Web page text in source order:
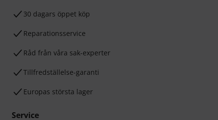
30 dagars öppet köp
Reparationsservice
Råd från våra sak-experter
Tillfredställelse-garanti
Europas största lager
Service